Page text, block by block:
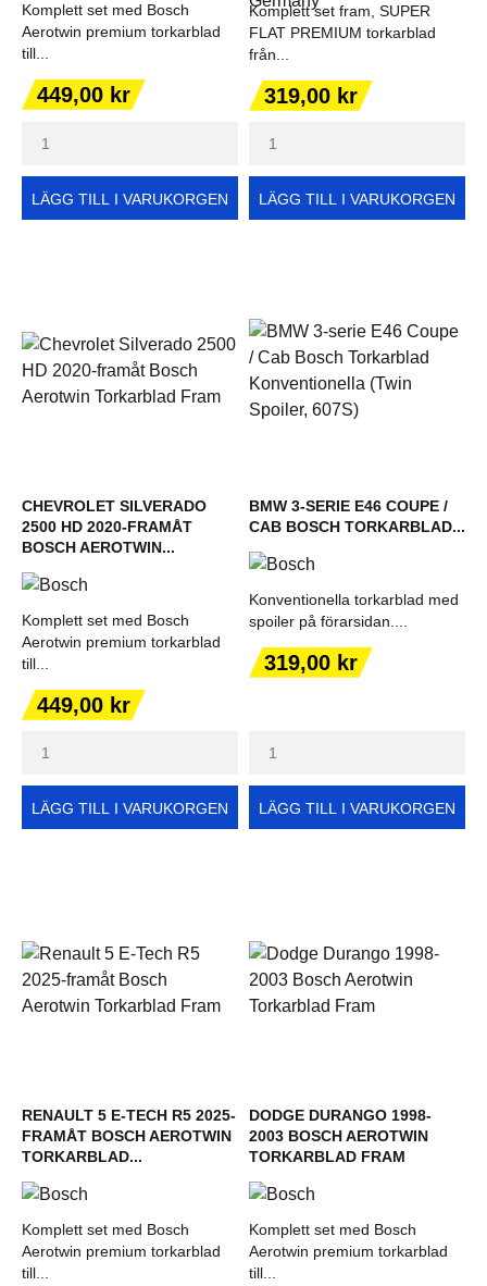
Komplett set med Bosch
Aerotwin premium torkarblad
till...
Pris
449,00 kr
LÄGG TILL I VARUKORGEN
Komplett set fram, SUPER
FLAT PREMIUM torkarblad
från...
Pris
319,00 kr
LÄGG TILL I VARUKORGEN
CHEVROLET SILVERADO
2500 HD 2020-FRAMÅT
BOSCH AEROTWIN...
Komplett set med Bosch
Aerotwin premium torkarblad
till...
Pris
449,00 kr
LÄGG TILL I VARUKORGEN
BMW 3-SERIE E46 COUPE /
CAB BOSCH TORKARBLAD...
Konventionella torkarblad med
spoiler på förarsidan....
Pris
319,00 kr
LÄGG TILL I VARUKORGEN
RENAULT 5 E-TECH R5 2025-
FRAMÅT BOSCH AEROTWIN
TORKARBLAD...
Komplett set med Bosch
Aerotwin premium torkarblad
till...
DODGE DURANGO 1998-
2003 BOSCH AEROTWIN
TORKARBLAD FRAM
Komplett set med Bosch
Aerotwin premium torkarblad
till...